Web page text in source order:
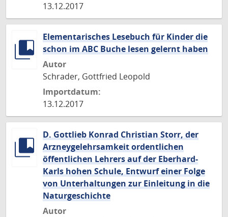
13.12.2017
Elementarisches Lesebuch für Kinder die
schon im ABC Buche lesen gelernt haben
Autor
Schrader, Gottfried Leopold
Importdatum:
13.12.2017
D. Gottlieb Konrad Christian Storr, der
Arzneygelehrsamkeit ordentlichen
öffentlichen Lehrers auf der Eberhard-
Karls hohen Schule, Entwurf einer Folge
von Unterhaltungen zur Einleitung in die
Naturgeschichte
Autor